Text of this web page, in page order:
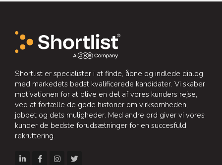
Shortlist er specialister i at finde, åbne og indlede dialog
med markedets bedst kvalificerede kandidater. Vi skaber
motivationen for at blive en del af vores kunders rejse,
ved at fortælle de gode historier om virksomheden,
jobbet og dets muligheder. Med andre ord giver vi vores
kunder de bedste forudsætninger for en succesfuld
rekruttering.
i
F
a
I
n
T
w